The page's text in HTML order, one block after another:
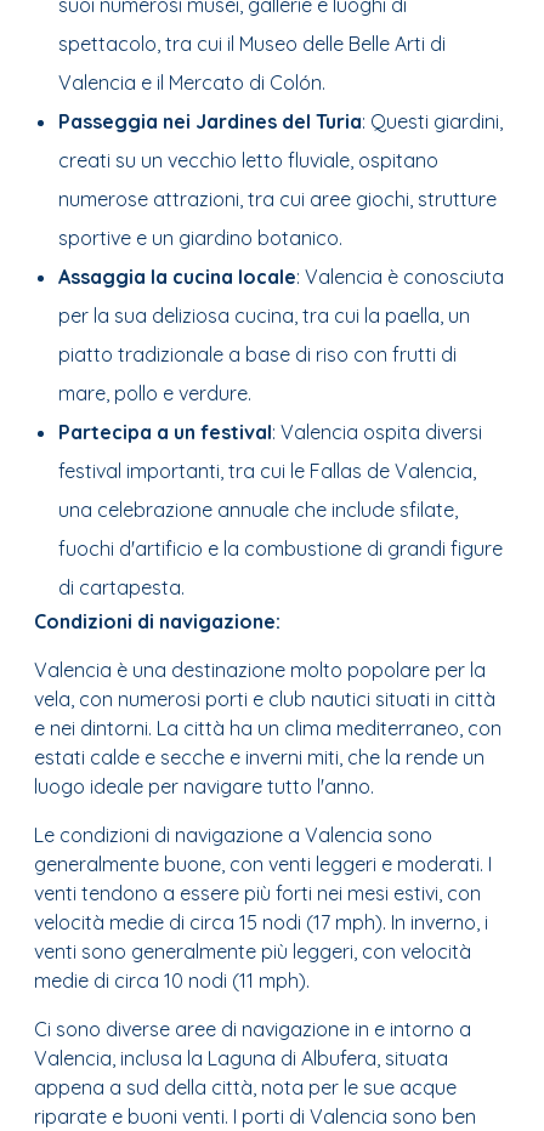
spettacolo, tra cui il Museo delle Belle Arti di
Valencia e il Mercato di Colón.
Passeggia nei Jardines del Turia: Questi giardini,
creati su un vecchio letto fluviale, ospitano
numerose attrazioni, tra cui aree giochi, strutture
sportive e un giardino botanico.
Assaggia la cucina locale: Valencia è conosciuta
per la sua deliziosa cucina, tra cui la paella, un
piatto tradizionale a base di riso con frutti di
mare, pollo e verdure.
Partecipa a un festival: Valencia ospita diversi
festival importanti, tra cui le Fallas de Valencia,
una celebrazione annuale che include sfilate,
fuochi d'artificio e la combustione di grandi figure
di cartapesta.
Condizioni di navigazione:
Valencia è una destinazione molto popolare per la
vela, con numerosi porti e club nautici situati in città
e nei dintorni. La città ha un clima mediterraneo, con
estati calde e secche e inverni miti, che la rende un
luogo ideale per navigare tutto l'anno.
Le condizioni di navigazione a Valencia sono
generalmente buone, con venti leggeri e moderati. I
venti tendono a essere più forti nei mesi estivi, con
velocità medie di circa 15 nodi (17 mph). In inverno, i
venti sono generalmente più leggeri, con velocità
medie di circa 10 nodi (11 mph).
Ci sono diverse aree di navigazione in e intorno a
Valencia, inclusa la Laguna di Albufera, situata
appena a sud della città, nota per le sue acque
riparate e buoni venti. I porti di Valencia sono ben